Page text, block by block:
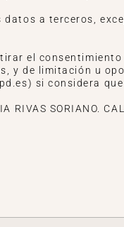
datos a terceros,
el consentimiento
y de limitación u
si considera
RIVAS SORIANO.